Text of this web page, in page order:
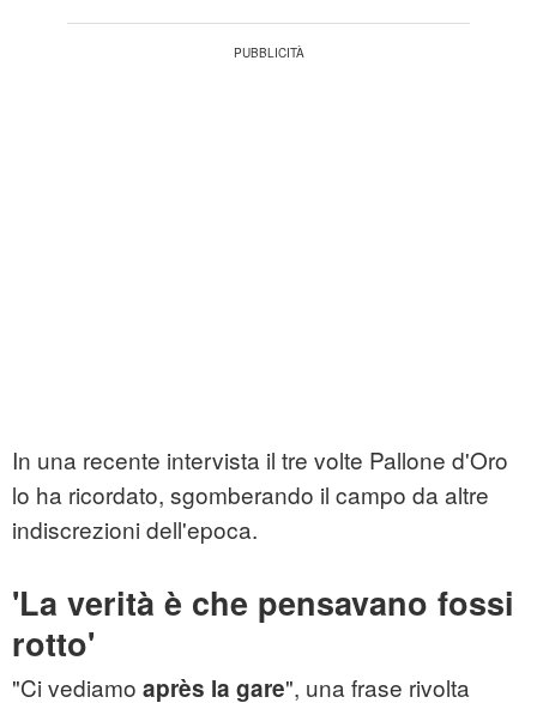
In una recente intervista il tre volte Pallone d'Oro
lo ha ricordato, sgomberando il campo da altre
indiscrezioni dell'epoca.
'La verità è che pensavano fossi
rotto'
"Ci vediamo après la gare", una frase rivolta